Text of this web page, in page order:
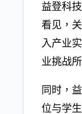
益登科
看见，
入产业
业挑战
同时，
位与学